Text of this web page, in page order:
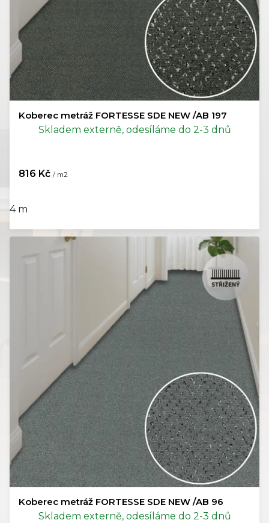
Koberec metráž FORTESSE SDE NEW /AB 197
Skladem externě, odesíláme do 2-3 dnů
816 Kč / m2
4 m
Koberec metráž FORTESSE SDE NEW /AB 96
Skladem externě, odesíláme do 2-3 dnů